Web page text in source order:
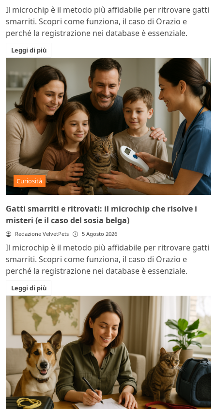
Il microchip è il metodo più affidabile per ritrovare gatti
smarriti. Scopri come funziona, il caso di Orazio e
perché la registrazione nei database è essenziale.
Leggi di più
Curiosità
Gatti smarriti e ritrovati: il microchip che risolve i
misteri (e il caso del sosia belga)
Redazione VelvetPets 5 Agosto 2026
Il microchip è il metodo più affidabile per ritrovare gatti
smarriti. Scopri come funziona, il caso di Orazio e
perché la registrazione nei database è essenziale.
Leggi di più